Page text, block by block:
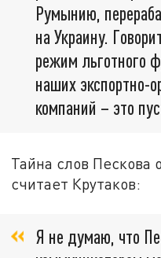
Румынию,
на Украину.
режим льготного
наших экспортно-
компаний – это
Тайна слов Пескова
считает Крутаков:
Я не думаю, что